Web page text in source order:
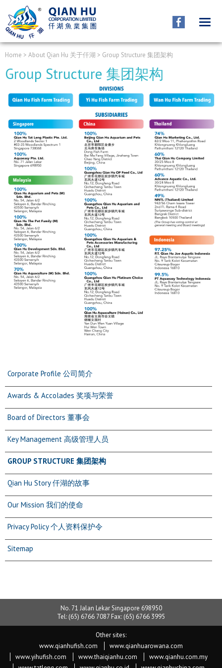
ABOUT QIANHU
关于仟湖
Home > About Qian Hu 关于仟湖 > Group Structure 集团架构
Group Structure 集团架构
Corporate Profile 公司简介
Awards & Accolades 奖项与荣誉
Board of Directors 董事会
Key Management 高级管理人员
GROUP STRUCTURE 集团架构
Qian Hu Story 仟湖的故事
Our Mission 我们的使命
Privacy Policy 个人资料保护令
Sitemap
No. 71 Jalan Lekar Singapore 698950
Tel: (65) 6766 7087 Fax: (65) 6766 3995
www.qianhufish.com
www.qianhuarowana.com
www.yihufish.com
www.thaiqianhu.com
www.qianhu.com.my